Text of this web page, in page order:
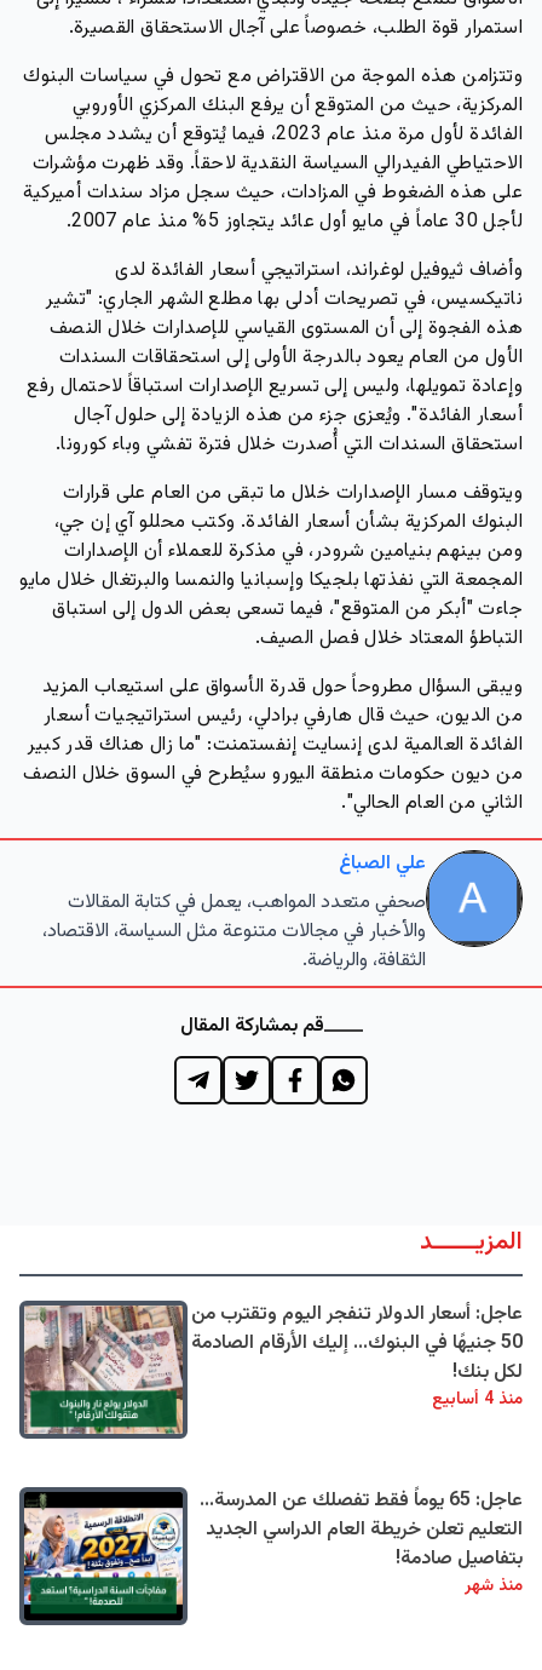
استمرار قوة الطلب، خصوصاً على آجال الاستحقاق القصيرة.
وتتزامن هذه الموجة من الاقتراض مع تحول في سياسات البنوك
المركزية، حيث من المتوقع أن يرفع البنك المركزي الأوروبي
الفائدة لأول مرة منذ عام 2023، فيما يُتوقع أن يشدد مجلس
الاحتياطي الفيدرالي السياسة النقدية لاحقاً. وقد ظهرت مؤشرات
على هذه الضغوط في المزادات، حيث سجل مزاد سندات أميركية
لأجل 30 عاماً في مايو أول عائد يتجاوز 5% منذ عام 2007.
وأضاف ثيوفيل لوغراند، استراتيجي أسعار الفائدة لدى
ناتيكسيس، في تصريحات أدلى بها مطلع الشهر الجاري: "تشير
هذه الفجوة إلى أن المستوى القياسي للإصدارات خلال النصف
الأول من العام يعود بالدرجة الأولى إلى استحقاقات السندات
وإعادة تمويلها، وليس إلى تسريع الإصدارات استباقاً لاحتمال رفع
أسعار الفائدة". ويُعزى جزء من هذه الزيادة إلى حلول آجال
استحقاق السندات التي أُصدرت خلال فترة تفشي وباء كورونا.
ويتوقف مسار الإصدارات خلال ما تبقى من العام على قرارات
البنوك المركزية بشأن أسعار الفائدة. وكتب محللو آي إن جي،
ومن بينهم بنيامين شرودر، في مذكرة للعملاء أن الإصدارات
المجمعة التي نفذتها بلجيكا وإسبانيا والنمسا والبرتغال خلال مايو
جاءت "أبكر من المتوقع"، فيما تسعى بعض الدول إلى استباق
التباطؤ المعتاد خلال فصل الصيف.
ويبقى السؤال مطروحاً حول قدرة الأسواق على استيعاب المزيد
من الديون، حيث قال هارفي برادلي، رئيس استراتيجيات أسعار
الفائدة العالمية لدى إنسايت إنفستمنت: "ما زال هناك قدر كبير
من ديون حكومات منطقة اليورو سيُطرح في السوق خلال النصف
الثاني من العام الحالي".
علي الصباغ
صحفي متعدد المواهب، يعمل في كتابة المقالات
والأخبار في مجالات متنوعة مثل السياسة، الاقتصاد،
الثقافة، والرياضة.
قم بمشاركة المقال
المزيــــــد
عاجل: أسعار الدولار تنفجر اليوم وتقترب من
50 جنيهًا في البنوك... إليك الأرقام الصادمة
لكل بنك!
منذ 4 أسابيع
عاجل: 65 يوماً فقط تفصلك عن المدرسة...
التعليم تعلن خريطة العام الدراسي الجديد
بتفاصيل صادمة!
منذ شهر